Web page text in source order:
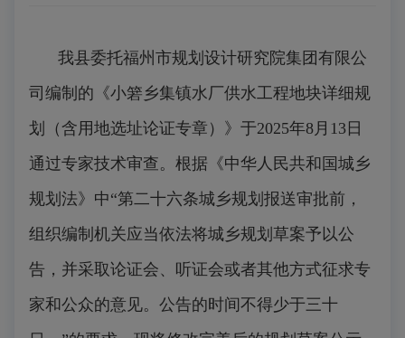
我县委托福州市规划设计研究院集团有限公
司编制的《小箬乡集镇水厂供水工程地块详细规
划（含用地选址论证专章）》于2025年8月13日
通过专家技术审查。根据《中华人民共和国城乡
规划法》中“第二十六条城乡规划报送审批前，
组织编制机关应当依法将城乡规划草案予以公
告，并采取论证会、听证会或者其他方式征求专
家和公众的意见。公告的时间不得少于三十